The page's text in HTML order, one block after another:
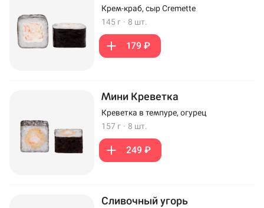
Крем-краб, сыр Cremette
145 г · 8 шт.
179 ₽
Мини Креветка
Креветка в темпуре, огурец
157 г · 8 шт.
249 ₽
Сливочный угорь